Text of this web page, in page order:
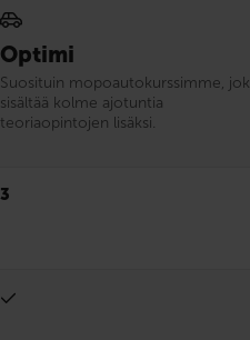
Optimi
Suosituin mopoautokurssimme,
sisältää kolme ajotuntia
teoriaopintojen lisäksi.
3